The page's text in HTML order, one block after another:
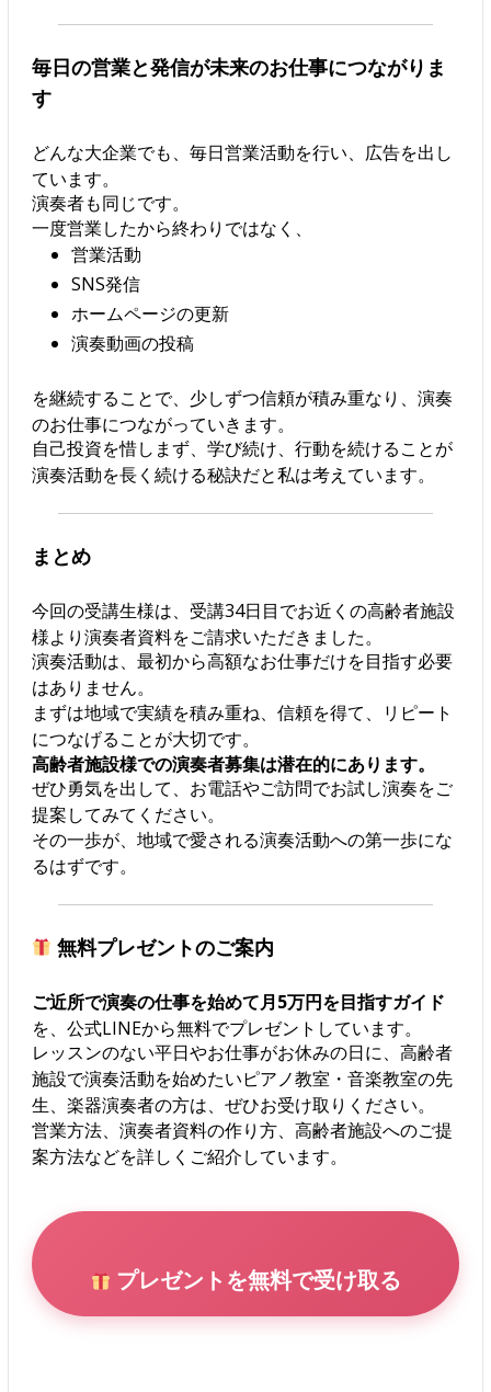
毎日の営業と発信が未来のお仕事につながりま
す
どんな大企業でも、毎日営業活動を行い、広告を出し
ています。
演奏者も同じです。
一度営業したから終わりではなく、
営業活動
SNS発信
ホームページの更新
演奏動画の投稿
を継続することで、少しずつ信頼が積み重なり、演奏
のお仕事につながっていきます。
自己投資を惜しまず、学び続け、行動を続けることが
演奏活動を長く続ける秘訣だと私は考えています。
まとめ
今回の受講生様は、受講34日目でお近くの高齢者施設
様より演奏者資料をご請求いただきました。
演奏活動は、最初から高額なお仕事だけを目指す必要
はありません。
まずは地域で実績を積み重ね、信頼を得て、リピート
につなげることが大切です。
高齢者施設様での演奏者募集は潜在的にあります。
ぜひ勇気を出して、お電話やご訪問でお試し演奏をご
提案してみてください。
その一歩が、地域で愛される演奏活動への第一歩にな
るはずです。
無料プレゼントのご案内
ご近所で演奏の仕事を始めて月5万円を目指すガイド
を、公式LINEから無料でプレゼントしています。
レッスンのない平日やお仕事がお休みの日に、高齢者
施設で演奏活動を始めたいピアノ教室・音楽教室の先
生、楽器演奏者の方は、ぜひお受け取りください。
営業方法、演奏者資料の作り方、高齢者施設へのご提
案方法などを詳しくご紹介しています。
プレゼントを無料で受け取る